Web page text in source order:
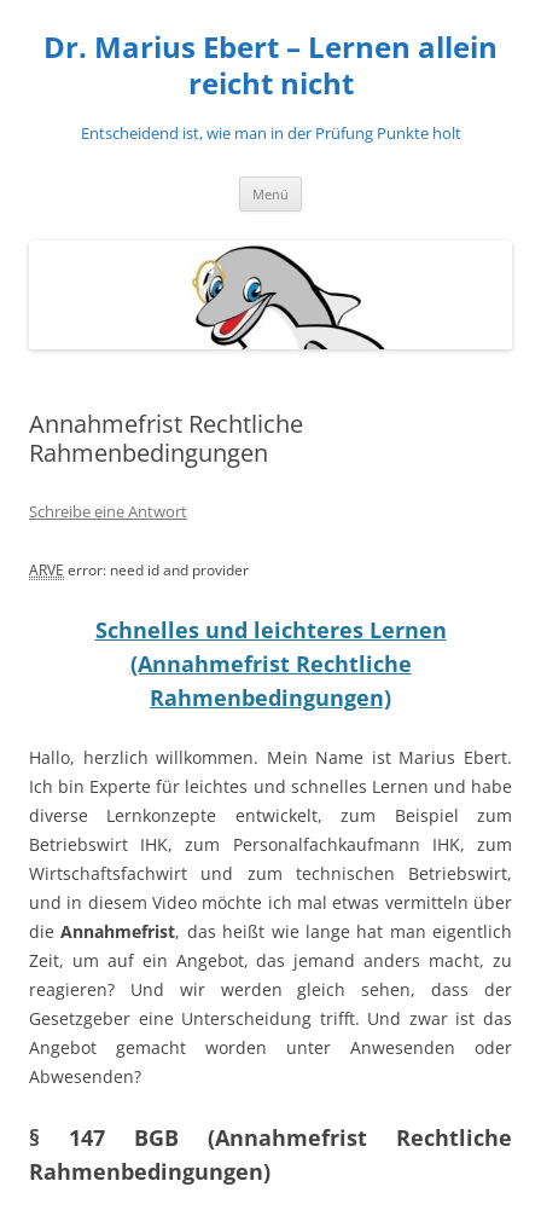
springen
Dr. Marius Ebert – Lernen allein
reicht nicht
Entscheidend ist, wie man in der Prüfung Punkte holt
Menü
Annahmefrist Rechtliche
Rahmenbedingungen
Schreibe eine Antwort
ARVE error: need id and provider
Schnelles und leichteres Lernen
(Annahmefrist Rechtliche
Rahmenbedingungen)
Hallo, herzlich willkommen. Mein Name ist Marius Ebert.
Ich bin Experte für leichtes und schnelles Lernen und habe
diverse Lernkonzepte entwickelt, zum Beispiel zum
Betriebswirt IHK, zum Personalfachkaufmann IHK, zum
Wirtschaftsfachwirt und zum technischen Betriebswirt,
und in diesem Video möchte ich mal etwas vermitteln über
dieAnnahmefrist, das heißt wie lange hat man eigentlich
Zeit, um auf ein Angebot, das jemand anders macht, zu
reagieren? Und wir werden gleich sehen, dass der
Gesetzgeber eine Unterscheidung trifft. Und zwar ist das
Angebot gemacht worden unter Anwesenden oder
Abwesenden?
§ 147 BGB (Annahmefrist Rechtliche
Rahmenbedingungen)